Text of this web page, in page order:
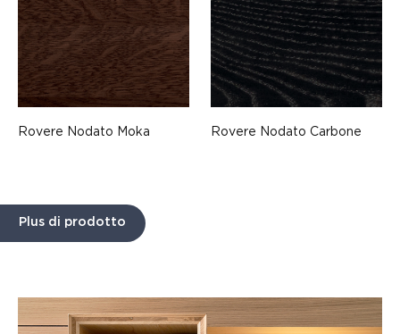
Rovere Nodato Moka Rovere Nodato Carbone
Plus di prodotto